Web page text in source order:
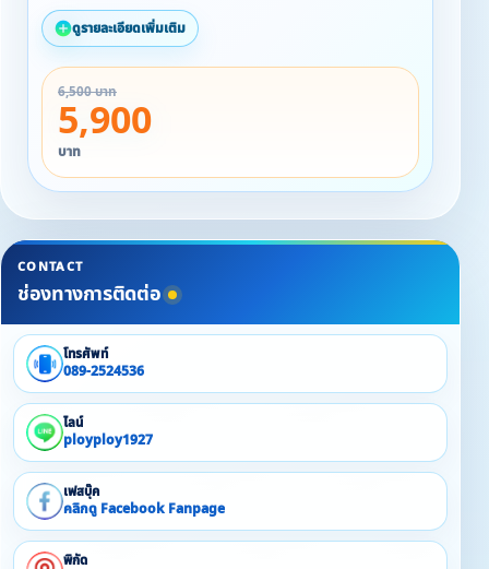
ดูรายละเอียดเพิ่มเติม
6,500 บาท
5,900
บาท
CONTACT
ช่องทางการติดต่อ
โทรศัพท์
089-2524536
ไลน์
ployploy1927
เฟสบุ๊ค
คลิกดู Facebook Fanpage
พิกัด